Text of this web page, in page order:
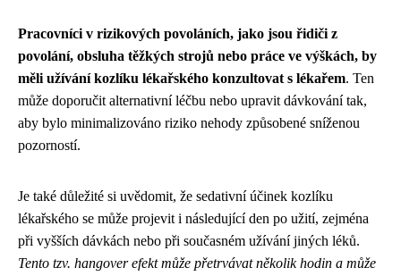
Pracovníci v rizikových povoláních, jako jsou řidiči z
povolání, obsluha těžkých strojů nebo práce ve výškách, by
měli užívání kozlíku lékařského konzultovat s lékařem. Ten
může doporučit alternativní léčbu nebo upravit dávkování tak,
aby bylo minimalizováno riziko nehody způsobené sníženou
pozorností.
Je také důležité si uvědomit, že sedativní účinek kozlíku
lékařského se může projevit i následující den po užití, zejména
při vyšších dávkách nebo při současném užívání jiných léků.
Tento tzv. hangover efekt může přetrvávat několik hodin a může